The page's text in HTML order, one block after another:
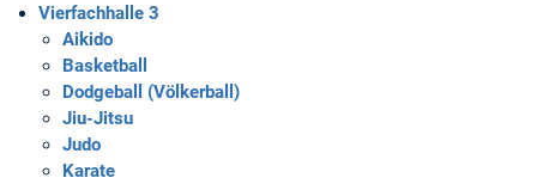
Vierfachhalle 3
Aikido
Basketball
Dodgeball (Völkerball)
Jiu-Jitsu
Judo
Karate